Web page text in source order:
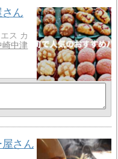
ん
ス カ
崎中津
さん